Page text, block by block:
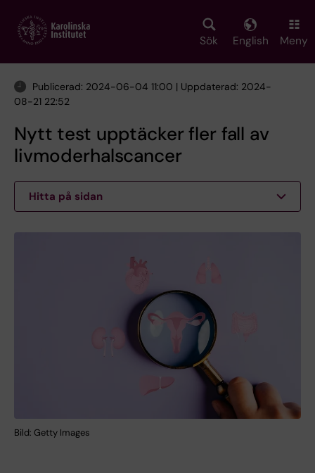
main
Sök English Meny
Publicerad: 2024-06-04 11:00 | Uppdaterad: 2024-
08-21 22:52
Nytt test upptäcker fler fall av
livmoderhalscancer
Hitta på sidan
Bild: Getty Images